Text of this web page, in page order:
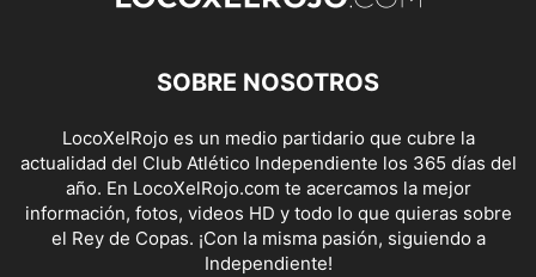
SOBRE NOSOTROS
LocoXelRojo es un medio partidario que cubre la
actualidad del Club Atlético Independiente los 365 días del
año. En LocoXelRojo.com te acercamos la mejor
información, fotos, videos HD y todo lo que quieras sobre
el Rey de Copas. ¡Con la misma pasión, siguiendo a
Independiente!